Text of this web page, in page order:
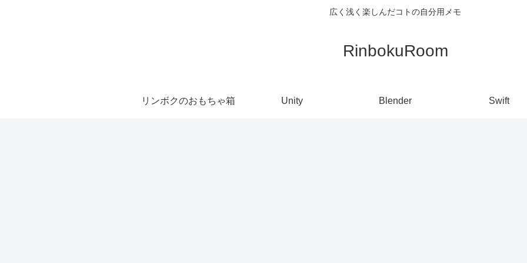
広く浅く楽しんだコトの自分用メモ
RinbokuRoom
リンボクのおもちゃ箱 Unity Blender Swift